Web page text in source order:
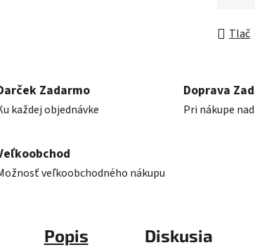
Tlač
Zadarmo
každej objednávke
Doprava
Pri nákupe
veľkoobchodného nákupu
Popis Diskusia